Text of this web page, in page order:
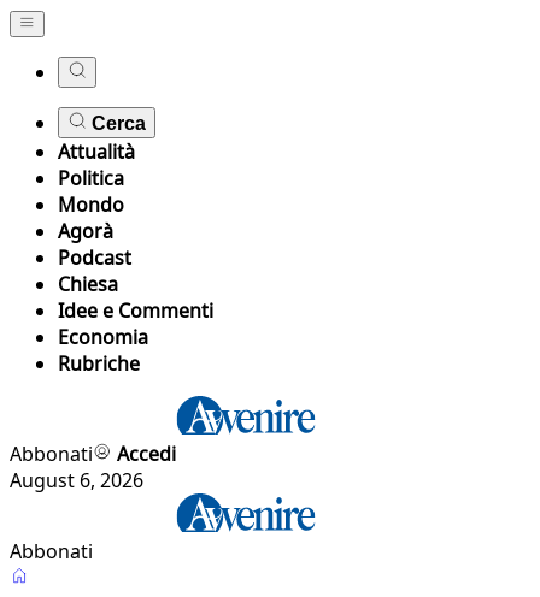
Cerca
Attualità
Politica
Mondo
Agorà
Podcast
Chiesa
Idee e Commenti
Economia
Rubriche
Abbonati
Accedi
August 6, 2026
Abbonati